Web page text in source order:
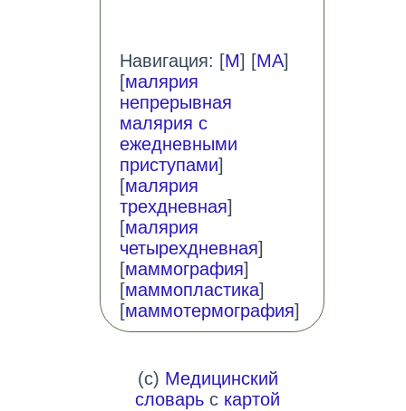
Навигация: [М] [МА]
[малярия
непрерывная
малярия с
ежедневными
приступами]
[малярия
трехдневная]
[малярия
четырехдневная]
[маммография]
[маммопластика]
[маммотермография]
(c) Медицинский
словарь с картой